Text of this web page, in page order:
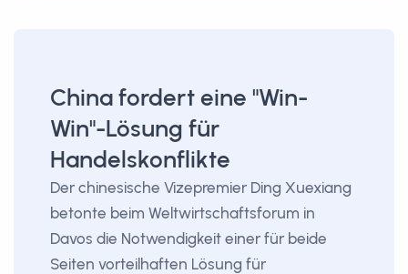
China fordert eine "Win-
Win"-Lösung für
Handelskonflikte
Der chinesische Vizepremier Ding Xuexiang
betonte beim Weltwirtschaftsforum in
Davos die Notwendigkeit einer für beide
Seiten vorteilhaften Lösung für